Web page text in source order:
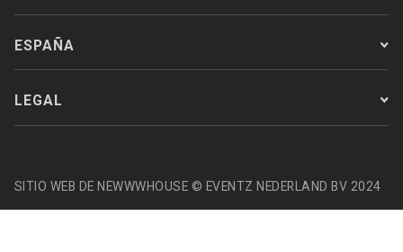
ESPAÑA
LEGAL
SITIO WEB DE NEWWWHOUSE © EVENTZ NEDERLAND BV 2024